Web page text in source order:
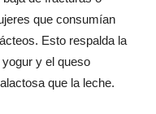
que consumían
Esto respalda la
y el queso
que la leche.